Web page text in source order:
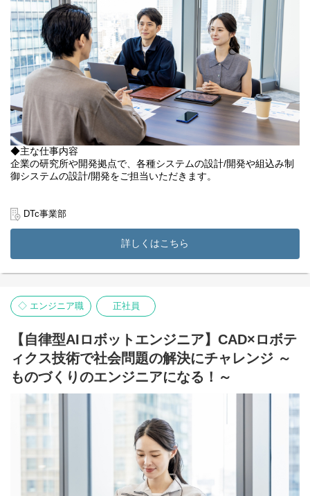
◆主な仕事内容
企業の研究所や開発拠点で、各種システムの設計/開発や組込み制
御システムの設計/開発をご担当いただきます。
【半導体製造装置の画像システム開発／大手システムインテグレ
ーター様】
最先端技術を用いた半導体製造装置新製品の画像処理の業務で
す。様ざまな最先端技術を駆使し、半導体製造装置の開発をする
部署において、C++、画像処理経験の経験を駆使し、製品開発プロ
ジェクトに関わっていただきます。
【カメラ向けデバイスAPI開発／大手システムインテグレーター
様】
す。基本設計、詳細設計、コーディング、単体試験、結合試験ま
で幅広くソフトウェア開発をするほか波形確認（オシロスコープ
等）のスキルがあれば、そのスキルを活かした工程も携わってい
ただきます。
そのほか、車載向けソフトウェア開発（自動車、車載用電装品
等）やAI・数値解析・シミュレーションソフトウェア開発なども
将来的には、リーダーとして活躍を見据えることも可能です。ご
自身のキャリア志向に寄り添い、スキルに応じたキャリアパスを
構築することができます。
DTc事業部
詳しくはこちら
◇ エンジニア職 正社員
【自律型AIロボットエンジニア】CAD×ロボテ
ィクス技術で社会問題の解決にチャレンジ ～
ものづくりのエンジニアになる！～